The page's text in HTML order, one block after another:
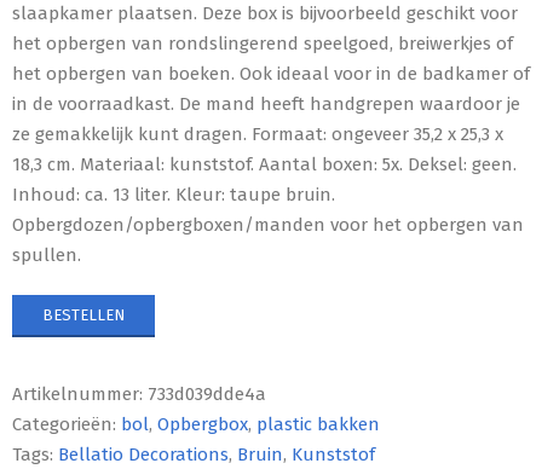
slaapkamer plaatsen. Deze box is bijvoorbeeld geschikt voor
het opbergen van rondslingerend speelgoed, breiwerkjes of
het opbergen van boeken. Ook ideaal voor in de badkamer of
in de voorraadkast. De mand heeft handgrepen waardoor je
ze gemakkelijk kunt dragen. Formaat: ongeveer 35,2 x 25,3 x
18,3 cm. Materiaal: kunststof. Aantal boxen: 5x. Deksel: geen.
Inhoud: ca. 13 liter. Kleur: taupe bruin.
Opbergdozen/opbergboxen/manden voor het opbergen van
spullen.
BESTELLEN
Artikelnummer: 733d039dde4a
Categorieën: bol, Opbergbox, plastic bakken
Tags: Bellatio Decorations, Bruin, Kunststof